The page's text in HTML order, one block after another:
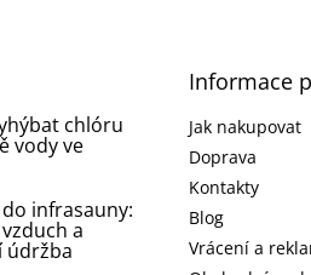
chlóru
vody ve
infrasauny:
a
údržba
Informace
Jak nakupovat
Doprava
Kontakty
Blog
Vrácení a